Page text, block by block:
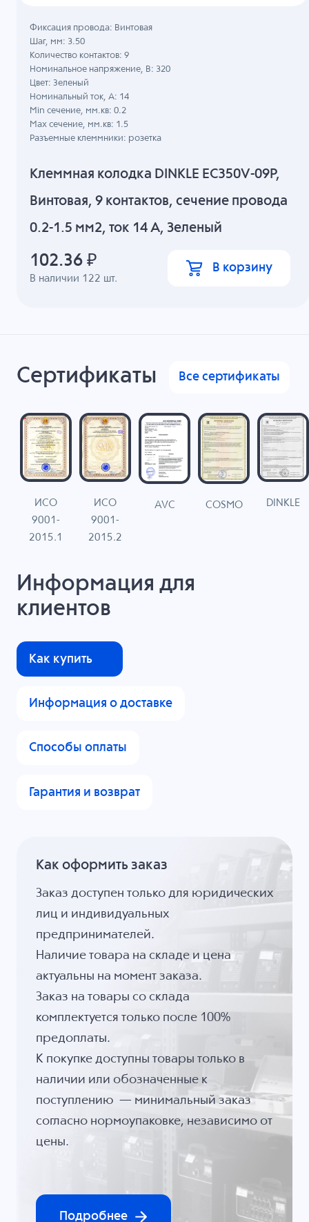
Клеммная колодка DINKLE EC350V-09P,
Винтовая, 9 контактов, сечение провода
0.2-1.5 мм2, ток 14 A, Зеленый
В наличии 122 шт.
Фиксация провода: Винтовая
Шаг, мм: 3.50
Количество контактов: 9
Номинальное напряжение, B: 320
Цвет: Зеленый
Номинальный ток, А: 14
Min сечение, мм.кв: 0.2
Max сечение, мм.кв: 1.5
Разъемные клеммники: розетка
102.36 ₽ В корзину
Сертификаты Все сертификаты
ИСО
9001-
2015.1
ИСО
9001-
2015.2
AVC COSMO DINKLE
Информация для
клиентов
Как купить
Информация о доставке
Способы оплаты
Гарантия и возврат
Как оформить заказ
Заказ доступен только для юридических
лиц и индивидуальных
предпринимателей.
Наличие товара на складе и цена
актуальны на момент заказа.
Заказ на товары со склада
комплектуется только после 100%
предоплаты.
К покупке доступны товары только в
наличии или обозначенные к
поступлению — минимальный заказ
согласно нормоупаковке, независимо от
цены.
Подробнее